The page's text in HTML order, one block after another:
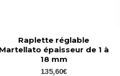
Raplette réglable
épaisseur de 1 à
18 mm
135,60€